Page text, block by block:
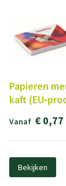
Papieren
kaft
Vanaf € 0,77
Bekijken